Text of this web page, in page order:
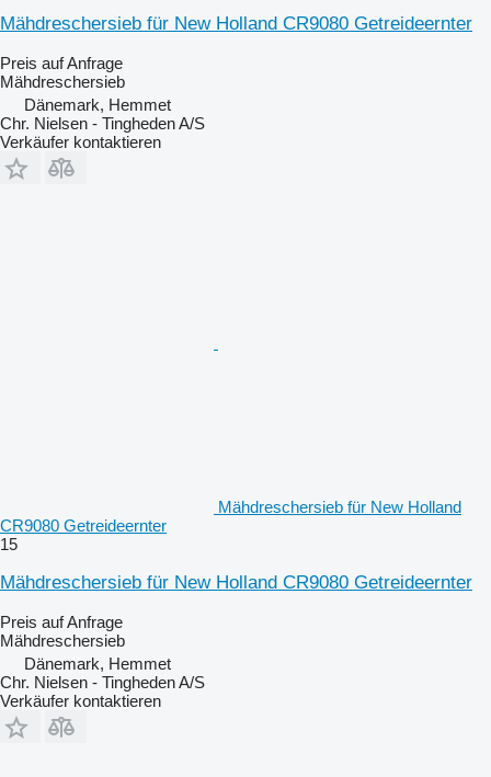
Mähdreschersieb für New Holland CR9080 Getreideernter
Preis auf Anfrage
Mähdreschersieb
Dänemark, Hemmet
Chr. Nielsen - Tingheden A/S
Verkäufer kontaktieren
Mähdreschersieb für New Holland
CR9080 Getreideernter
15
Mähdreschersieb für New Holland CR9080 Getreideernter
Preis auf Anfrage
Mähdreschersieb
Dänemark, Hemmet
Chr. Nielsen - Tingheden A/S
Verkäufer kontaktieren